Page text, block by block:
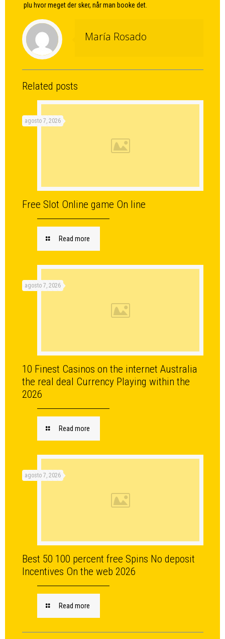
plu hvor meget der sker, når man booke det.
María Rosado
Related posts
agosto 7, 2026
Free Slot Online game On line
Read more
agosto 7, 2026
10 Finest Casinos on the internet Australia
the real deal Currency Playing within the
2026
Read more
agosto 7, 2026
Best 50 100 percent free Spins No deposit
Incentives On the web 2026
Read more